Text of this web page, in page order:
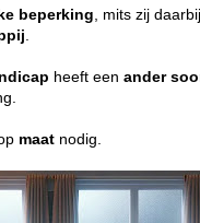
beperking, mits zij
.
heeft eenander
maat nodig.